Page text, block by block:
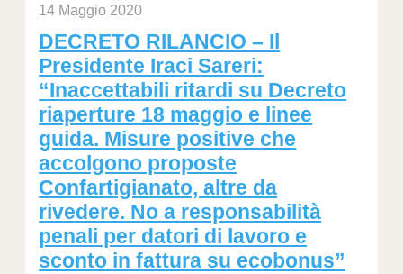
14 Maggio 2020
DECRETO RILANCIO – Il
Presidente Iraci Sareri:
“Inaccettabili ritardi su Decreto
riaperture 18 maggio e linee
guida. Misure positive che
accolgono proposte
Confartigianato, altre da
rivedere. No a responsabilità
penali per datori di lavoro e
sconto in fattura su ecobonus”